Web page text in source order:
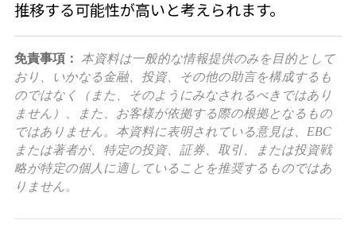
推移する可能性が高いと考えられます。
免責事項：
本資料は一般的な情報提供のみを目的として
おり、いかなる金融、投資、その他の助言を構成するも
のではなく（また、そのようにみなされるべきではあり
ません）、また、お客様が依拠する際の根拠となるもの
ではありません。本資料に表明されている意見は、EBC
または著者が、特定の投資、証券、取引、または投資戦
略が特定の個人に適していることを推奨するものではあ
りません。